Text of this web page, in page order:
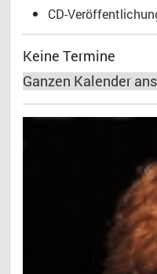
CD-
Keine Termine
Ganzen Kalender